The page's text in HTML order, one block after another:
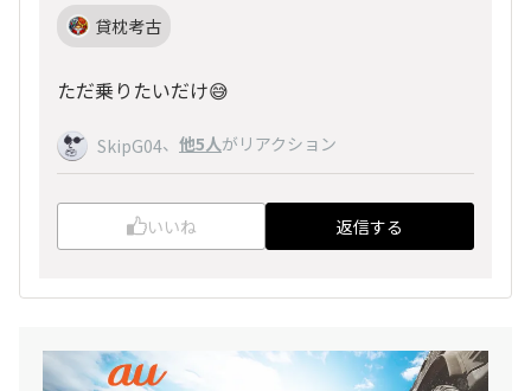
貸枕考古
ただ乗りたいだけ😅
SkipG04、 他5人がリアクション
いいね 返信する